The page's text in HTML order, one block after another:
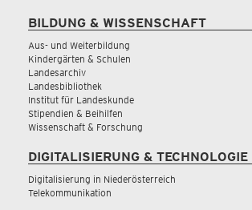
BILDUNG & WISSENSCHAFT
Aus- und Weiterbildung
Kindergärten & Schulen
Landesarchiv
Landesbibliothek
Institut für Landeskunde
Stipendien & Beihilfen
Wissenschaft & Forschung
DIGITALISIERUNG & TECHNOLOGIE
Digitalisierung in Niederösterreich
Telekommunikation